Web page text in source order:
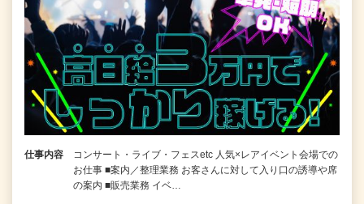
仕事内容
コンサート・ライブ・フェスetc 人気×レアイベント会場での
お仕事 ■案内／整理業務 お客さんに対して入り口の誘導や席
の案内 ■販売業務 イベ…